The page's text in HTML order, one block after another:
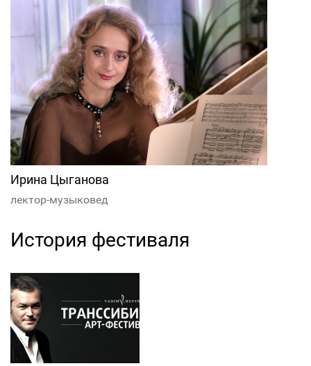
Ирина Цыганова
лектор-музыковед
История фестиваля